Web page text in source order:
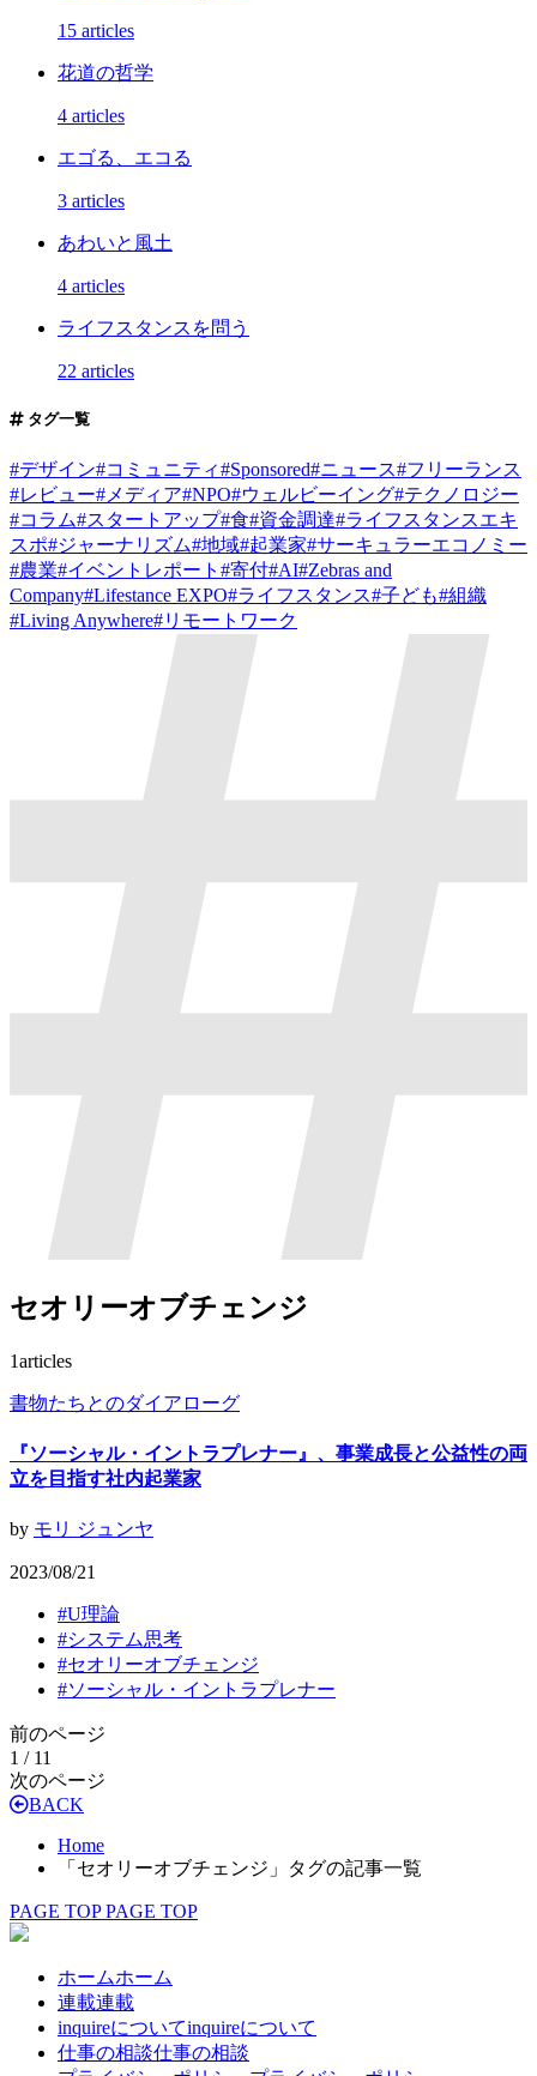
15 articles
花道の哲学
4 articles
エゴる、エコる
3 articles
あわいと風土
4 articles
ライフスタンスを問う
22 articles
タグ一覧
#デザイン#コミュニティ#Sponsored#ニュース#フリーランス
#レビュー# メディア#NPO#ウェルビーイング#テクノロジー
#コラム#スタートアップ#食#資金調達#ライフスタンスエキ
スポ#ジャーナリズム#地域#起業家#サーキュラーエコノミー
#農業#イベントレポート #寄付#AI#Zebras and
Company#Lifestance EXPO#ライフスタンス#子ども#組織
#Living Anywhere#リモートワーク
セオリーオブチェンジ
1articles
書物たちとのダイアローグ
『ソーシャル・イントラプレナー』、事業成長と公益性の両
立を目指す社内起業家
by モリ ジュンヤ
2023/08/21
#U理論
#システム思考
#セオリーオブチェンジ
#ソーシャル・イントラプレナー
前のページ
1 / 11
次のページ
BACK
Home
「セオリーオブチェンジ」タグの記事一覧
PAGE TOP PAGE TOP
ホームホーム
連載連載
inquireについてinquireについて
仕事の相談仕事の相談